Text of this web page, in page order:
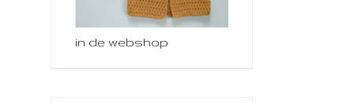
in de webshop